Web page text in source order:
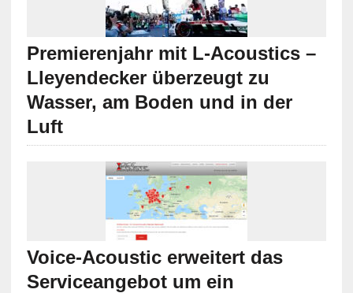
Premierenjahr mit L-Acoustics –
Lleyendecker überzeugt zu
Wasser, am Boden und in der
Luft
Voice-Acoustic erweitert das
Serviceangebot um ein